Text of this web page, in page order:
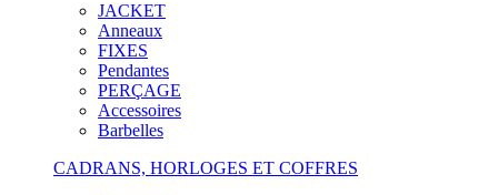
JACKET
Anneaux
FIXES
Pendantes
PERÇAGE
Accessoires
Barbelles
CADRANS, HORLOGES ET COFFRES